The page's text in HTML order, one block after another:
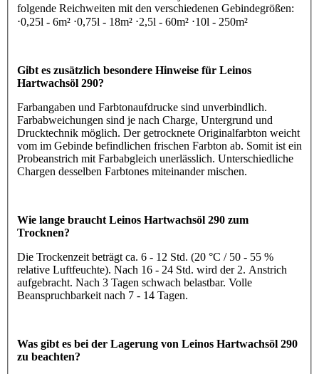
folgende Reichweiten mit den verschiedenen Gebindegrößen:
⋅0,25l - 6m² ⋅0,75l - 18m² ⋅2,5l - 60m² ⋅10l - 250m²
Gibt es zusätzlich besondere Hinweise für Leinos
Hartwachsöl 290?
Farbangaben und Farbtonaufdrucke sind unverbindlich.
Farbabweichungen sind je nach Charge, Untergrund und
Drucktechnik möglich. Der getrocknete Originalfarbton weicht
vom im Gebinde befindlichen frischen Farbton ab. Somit ist ein
Probeanstrich mit Farbabgleich unerlässlich. Unterschiedliche
Chargen desselben Farbtones miteinander mischen.
Wie lange braucht Leinos Hartwachsöl 290 zum
Trocknen?
Die Trockenzeit beträgt ca. 6 - 12 Std. (20 °C / 50 - 55 %
relative Luftfeuchte). Nach 16 - 24 Std. wird der 2. Anstrich
aufgebracht. Nach 3 Tagen schwach belastbar. Volle
Beanspruchbarkeit nach 7 - 14 Tagen.
Was gibt es bei der Lagerung von Leinos Hartwachsöl 290
zu beachten?